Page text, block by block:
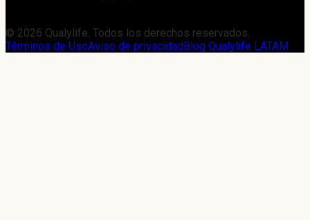
© 2026 Qualylife. Todos los derechos reservados.
Términos de UsoAviso de privacidad Blog Qualylife LATAM